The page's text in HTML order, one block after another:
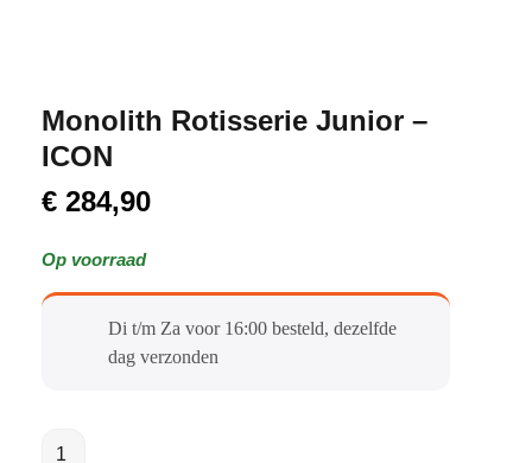
Monolith Rotisserie Junior –
ICON
€ 284,90
Op voorraad
Di t/m Za voor 16:00 besteld, dezelfde
dag verzonden​